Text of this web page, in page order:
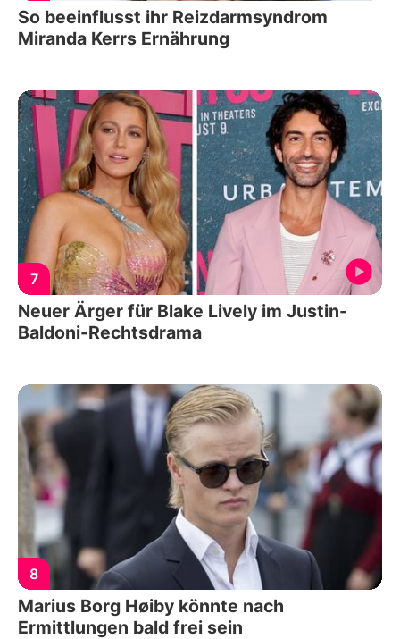
So beeinflusst ihr Reizdarmsyndrom
Miranda Kerrs Ernährung
7
Neuer Ärger für Blake Lively im Justin-
Baldoni-Rechtsdrama
8
Marius Borg Høiby könnte nach
Ermittlungen bald frei sein